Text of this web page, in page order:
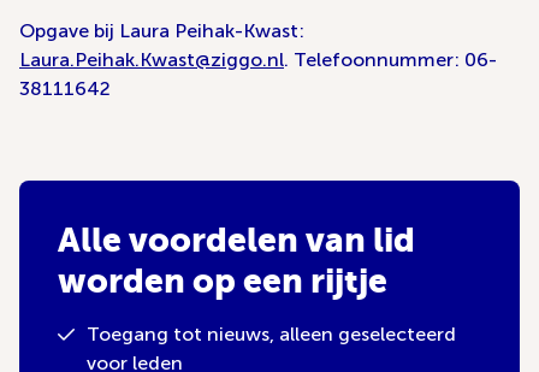
Opgave bij Laura Peihak-Kwast:
Laura.Peihak.Kwast@ziggo.nl. Telefoonnummer: 06-
38111642
Alle voordelen van lid
worden op een rijtje
Toegang tot nieuws, alleen geselecteerd
voor leden